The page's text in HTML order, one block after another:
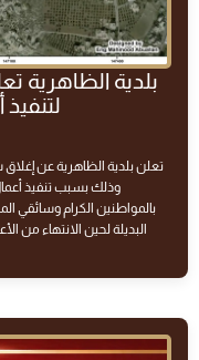
بلدية الظاهرية
وذلك بسبب تنفيذ
بالمواطنين الكرام وسائقي
البديلة لحين الانتهاء من